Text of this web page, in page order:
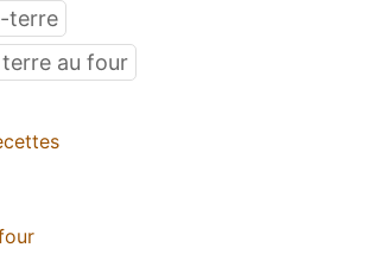
terre
au four